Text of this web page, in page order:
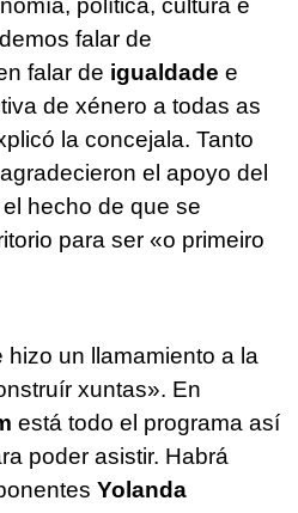
política, cultura e
falar de
falar de igualdade e
de xénero a todas as
la concejala. Tanto
el apoyo del
hecho de que se
para ser «o primeiro
un llamamiento a la
xuntas». En
está todo el programa así
poder asistir. Habrá
Yolanda